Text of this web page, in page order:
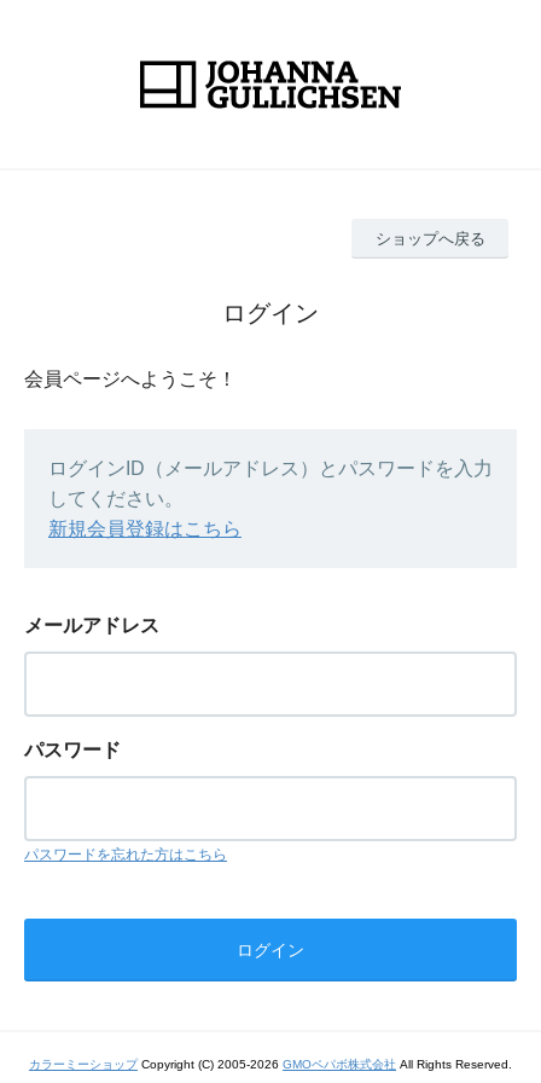
ショップへ戻る
ログイン
会員ページへようこそ！
ログインID（メールアドレス）とパスワードを入力
してください。
新規会員登録はこちら
メールアドレス
パスワード
パスワードを忘れた方はこちら
カラーミーショップCopyright (C) 2005-2026 GMOペパボ株式会社 All Rights Reserved.